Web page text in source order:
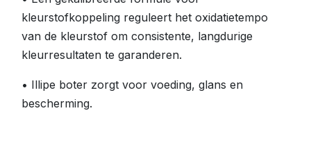
kleurstofkoppeling reguleert het oxidatietempo
van de kleurstof om consistente, langdurige
kleurresultaten te garanderen.
• Illipe boter zorgt voor voeding, glans en
bescherming.